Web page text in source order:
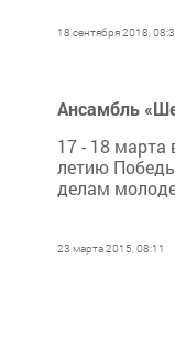
18 сентября 2018,
Ансамбль
17 - 18 марта
летию
делам
23 марта 2015, 08:11